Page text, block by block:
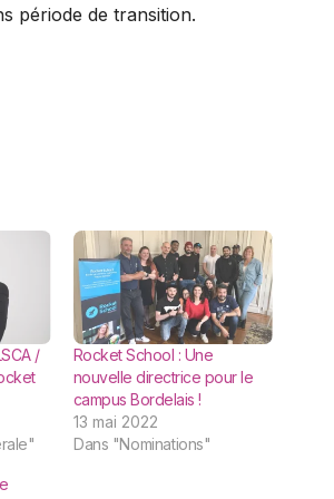
période de transition.
/
Rocket School : Une
nouvelle directrice pour le
campus Bordelais !
13 mai 2022
Dans "Nominations"